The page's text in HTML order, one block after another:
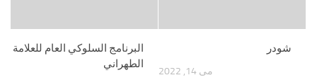
البرنامج السلوكي العام للعلامة
الطهراني
شودر
می 14, 2022